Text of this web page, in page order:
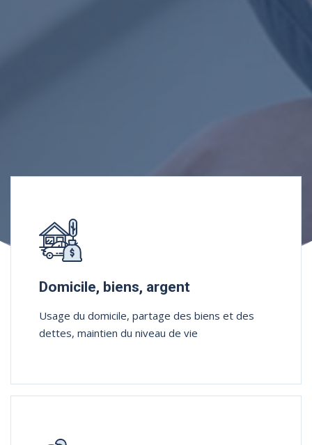
Domicile, biens, argent
Usage du domicile, partage des biens et des
dettes, maintien du niveau de vie